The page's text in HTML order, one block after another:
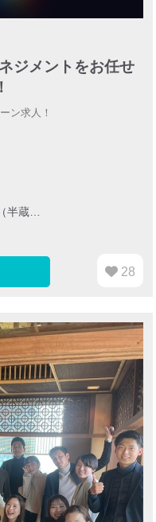
ジメントをお任せ
ン求人！
半蔵…
28